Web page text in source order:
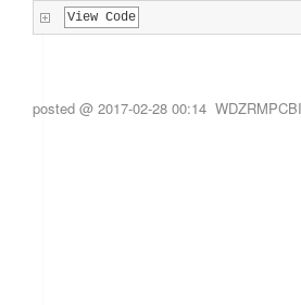
View Code
posted @ 2017-02-28 00:14